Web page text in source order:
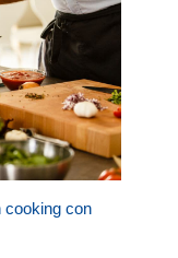
cooking con